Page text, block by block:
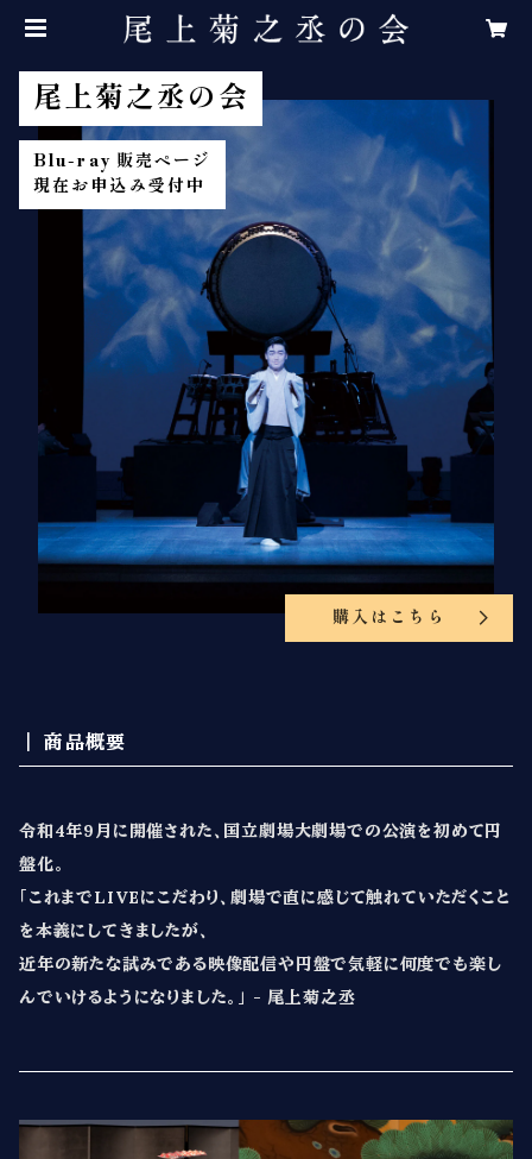
Blu-ray 販売ページ
購入はこちら
商品概要
令和4年9月に開催された、国立劇場大劇場での公演を初めて円
盤化。
「これまでLIVEにこだわり、劇場で直に感じて触れていただくこと
を本義にしてきましたが、
近年の新たな試みである映像配信や円盤で気軽に何度でも楽し
んでいけるようになりました。」 - 尾上菊之丞